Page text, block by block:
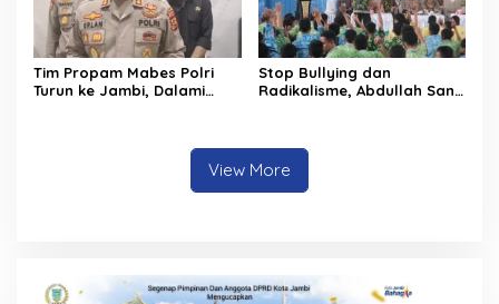
Tim Propam Mabes Polri
Turun ke Jambi, Dalami
Stop Bullying dan
Radikalisme, Abdullah Sani
View More